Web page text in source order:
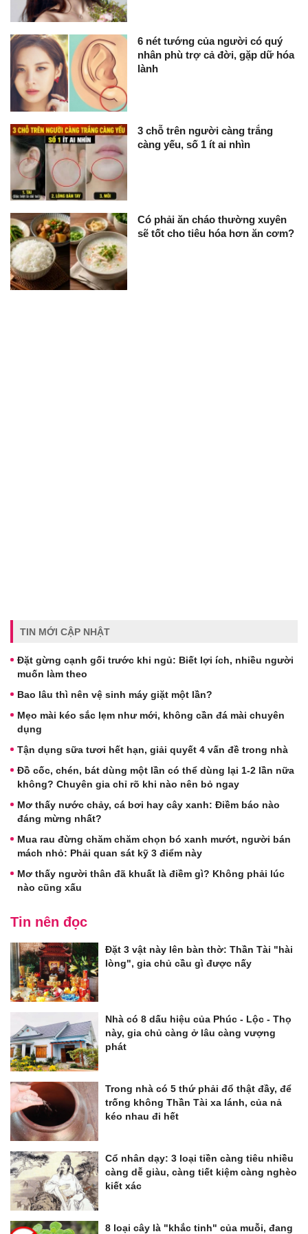
6 nét tướng của người có quý
nhân phù trợ cả đời, gặp dữ hóa
lành
3 chỗ trên người càng trắng
càng yếu, số 1 ít ai nhìn
Có phải ăn cháo thường xuyên
sẽ tốt cho tiêu hóa hơn ăn cơm?
TIN MỚI CẬP NHẬT
Đặt gừng cạnh gối trước khi ngủ: Biết lợi ích, nhiều người
muốn làm theo
Bao lâu thì nên vệ sinh máy giặt một lần?
Mẹo mài kéo sắc lẹm như mới, không cần đá mài chuyên
dụng
Tận dụng sữa tươi hết hạn, giải quyết 4 vấn đề trong nhà
Đồ cốc, chén, bát dùng một lần có thể dùng lại 1-2 lần nữa
không? Chuyên gia chỉ rõ khi nào nên bỏ ngay
Mơ thấy nước chảy, cá bơi hay cây xanh: Điềm báo nào
đáng mừng nhất?
Mua rau đừng chăm chăm chọn bó xanh mướt, người bán
mách nhỏ: Phải quan sát kỹ 3 điểm này
Mơ thấy người thân đã khuất là điềm gì? Không phải lúc
nào cũng xấu
Tin nên đọc
Đặt 3 vật này lên bàn thờ: Thần Tài "hài
lòng", gia chủ cầu gì được nấy
Nhà có 8 dấu hiệu của Phúc - Lộc - Thọ
này, gia chủ càng ở lâu càng vượng
phát
Trong nhà có 5 thứ phải đổ thật đầy, để
trống không Thần Tài xa lánh, của nả
kéo nhau đi hết
Cổ nhân dạy: 3 loại tiền càng tiêu nhiều
càng dễ giàu, càng tiết kiệm càng nghèo
kiết xác
8 loại cây là "khắc tinh" của muỗi, đang